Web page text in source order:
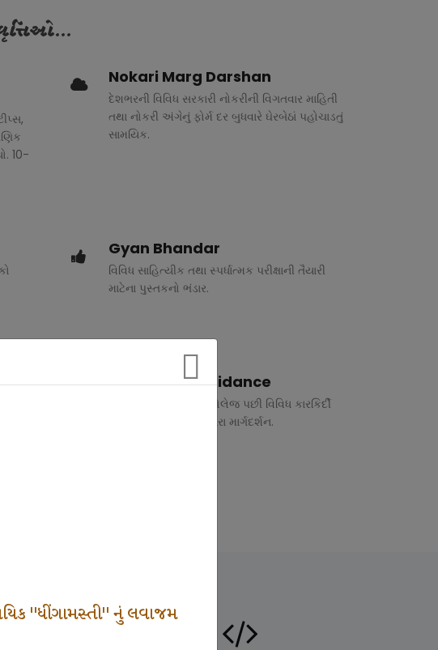
"ધીંગામસ્તી" નું લવાજમ
10-
Nokari Marg Darshan
દેશભરની વિવિધ સરકારી નોકરીની વિગતવાર માહિતી
તથા નોકરી અંગેનું ફોર્મ દર બુધવારે ઘેરબેઠાં પહોચાડતું
સામયિક.
Gyan Bhandar
વિવિધ સાહિત્યીક તથા સ્પર્ધાત્મક પરીક્ષાની તૈયારી
માટેના પુસ્તકનો ભંડાર.
Vocational Guidance
ધોરણ 10 અને 12 તથા કોલેજ પછી વિવિધ કારકિર્દી
અંગે રૂબરુ તથા ફોન દ્વારા માર્ગદર્શન.